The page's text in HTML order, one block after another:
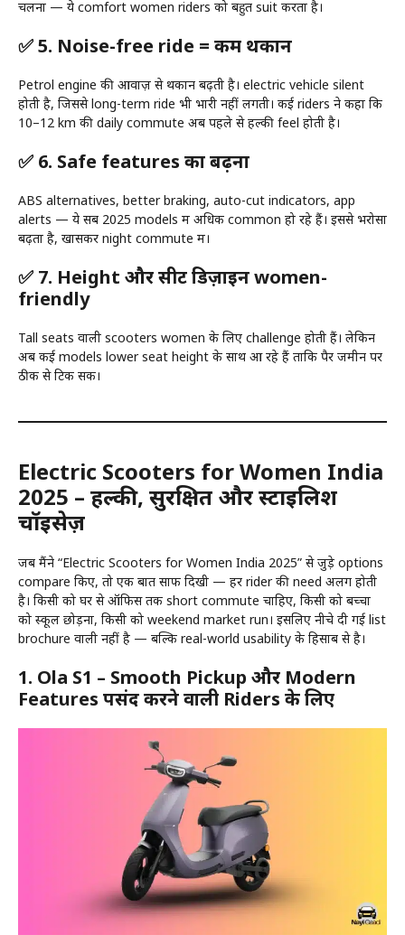
चलना — ये comfort women riders को बहुत suit करता है।
✅ 5. Noise-free ride = कम थकान
Petrol engine की आवाज़ से थकान बढ़ती है। electric vehicle silent
होती है, जिससे long-term ride भी भारी नहीं लगती। कई riders ने कहा कि
10–12 km की daily commute अब पहले से हल्की feel होती है।
✅ 6. Safe features का बढ़ना
ABS alternatives, better braking, auto-cut indicators, app
alerts — ये सब 2025 models में अधिक common हो रहे हैं। इससे भरोसा
बढ़ता है, खासकर night commute में।
✅ 7. Height और सीट डिज़ाइन women-
friendly
Tall seats वाली scooters women के लिए challenge होती हैं। लेकिन
अब कई models lower seat height के साथ आ रहे हैं ताकि पैर जमीन पर
ठीक से टिक सकें।
Electric Scooters for Women India
2025 – हल्की, सुरक्षित और स्टाइलिश
चॉइसेज़
जब मैंने “Electric Scooters for Women India 2025” से जुड़े options
compare किए, तो एक बात साफ दिखी — हर rider की need अलग होती
है। किसी को घर से ऑफिस तक short commute चाहिए, किसी को बच्चों
को स्कूल छोड़ना, किसी को weekend market run। इसलिए नीचे दी गई list
brochure वाली नहीं है — बल्कि real-world usability के हिसाब से है।
1. Ola S1 – Smooth Pickup और Modern
Features पसंद करने वाली Riders के लिए